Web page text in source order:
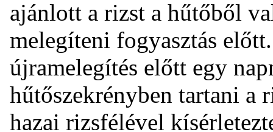
ajánlott a rizst a hűtőből
melegíteni fogyasztás
újramelegítés előtt egy
hűtőszekrényben tartani a
hazai rizsfélével